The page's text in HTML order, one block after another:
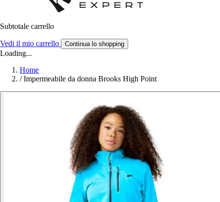
Subtotale carrello
Vedi il mio carrello Continua lo shopping
Loading...
Home
/ Impermeabile da donna Brooks High Point